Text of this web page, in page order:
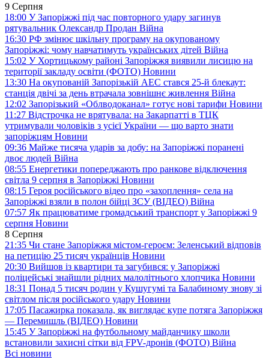
9 Серпня
18:00 У Запоріжжі під час повторного удару загинув
рятувальник Олександр Продан Війна
16:30 РФ змінює шкільну програму на окупованому
Запоріжжі: чому навчатимуть українських дітей Війна
15:02 У Хортицькому районі Запоріжжя виявили лисицю на
території закладу освіти (ФОТО) Новини
13:30 На окупованій Запорізькій АЕС стався 25-й блекаут:
станція двічі за день втрачала зовнішнє живлення Війна
12:02 Запорізький «Облводоканал» готує нові тарифи Новини
11:27 Відстрочка не врятувала: на Закарпатті в ТЦК
утримували чоловіків з усієї України — що варто знати
запоріжцям Новини
09:36 Майже тисяча ударів за добу: на Запоріжжі поранені
двоє людей Війна
08:55 Енергетики попереджають про ранкове відключення
світла 9 серпня в Запоріжжі Новини
08:15 Героя російського відео про «захоплення» села на
Запоріжжі взяли в полон бійці ЗСУ (ВІДЕО) Війна
07:57 Як працюватиме громадський транспорт у Запоріжжі 9
серпня Новини
8 Серпня
21:35 Чи стане Запоріжжя містом-героєм: Зеленський відповів
на петицію 25 тисяч українців Новини
20:30 Вийшов із квартири та загубився: у Запоріжжі
поліцейські знайшли рідних малолітнього хлопчика Новини
18:31 Понад 5 тисяч родин у Кушугумі та Балабиному знову зі
світлом після російського удару Новини
17:05 Пасажирка показала, як виглядає купе потяга Запоріжжя
— Перемишль (ВІДЕО) Новини
15:45 У Запоріжжі на футбольному майданчику школи
встановили захисні сітки від FPV-дронів (ФОТО) Війна
Всі новини